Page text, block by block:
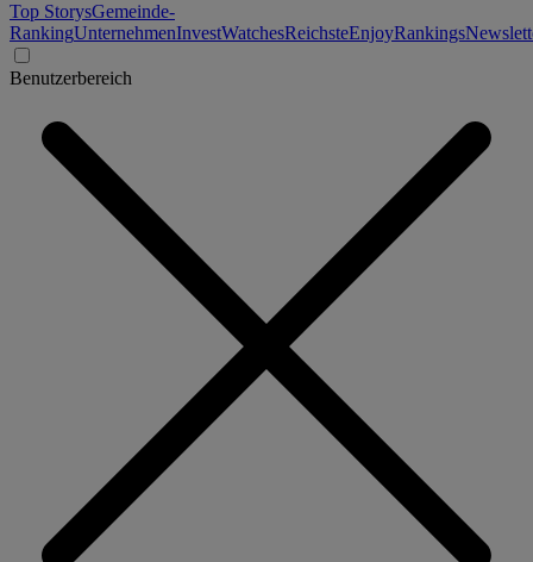
Top StorysGemeinde-
RankingUnternehmenInvestWatchesReichsteEnjoyRankings
Benutzerbereich